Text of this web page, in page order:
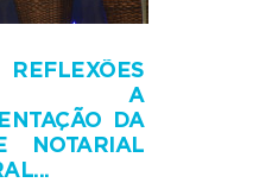
A
DA
NOTARIAL